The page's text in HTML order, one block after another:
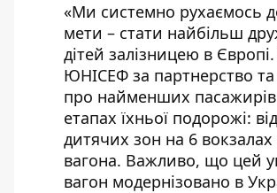
«Ми системно рухаємось
мети – стати найбільш
дітей залізницею в
ЮНІСЕФ за партнерство та
про найменших пасажирів
етапах їхньої подорожі:
дитячих зон на 6
вагона. Важливо, що цей
вагон модернізовано в